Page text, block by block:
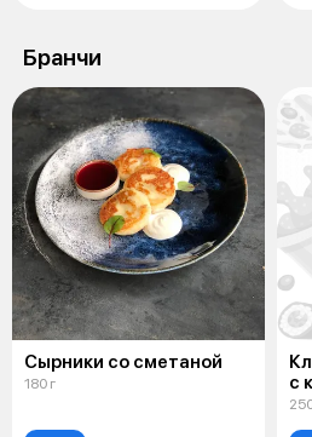
Бранчи
Сырники со сметаной
180 г
с